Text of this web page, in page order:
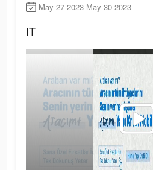
May 27 2023-May 30 2023
IT